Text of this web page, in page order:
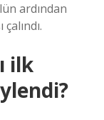
ardından
ilk